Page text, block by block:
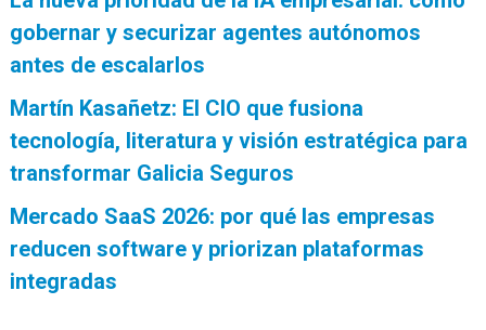
gobernar y securizar agentes autónomos
antes de escalarlos
Martín Kasañetz: El CIO que fusiona
tecnología, literatura y visión estratégica para
transformar Galicia Seguros
Mercado SaaS 2026: por qué las empresas
reducen software y priorizan plataformas
integradas